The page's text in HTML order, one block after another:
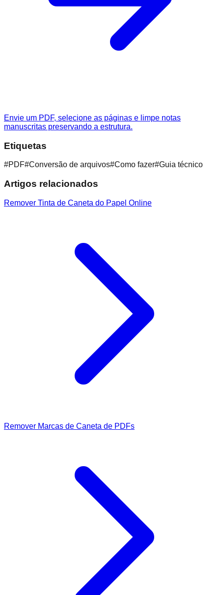
Envie um PDF, selecione as páginas e limpe notas
manuscritas preservando a estrutura.
Etiquetas
#PDF#Conversão de arquivos#Como fazer#Guia técnico
Artigos relacionados
Remover Tinta de Caneta do Papel Online
Remover Marcas de Caneta de PDFs